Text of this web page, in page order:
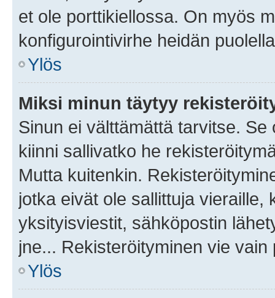
et ole porttikiellossa. On myös
konfigurointivirhe heidän
Ylös
Miksi minun täytyy
Sinun ei välttämättä tarvitse.
kiinni sallivatko he
Mutta kuitenkin.
jotka eivät ole sallittuja vieraille,
yksityisviestit, sähköpostin
jne... Rekisteröityminen vie
Ylös